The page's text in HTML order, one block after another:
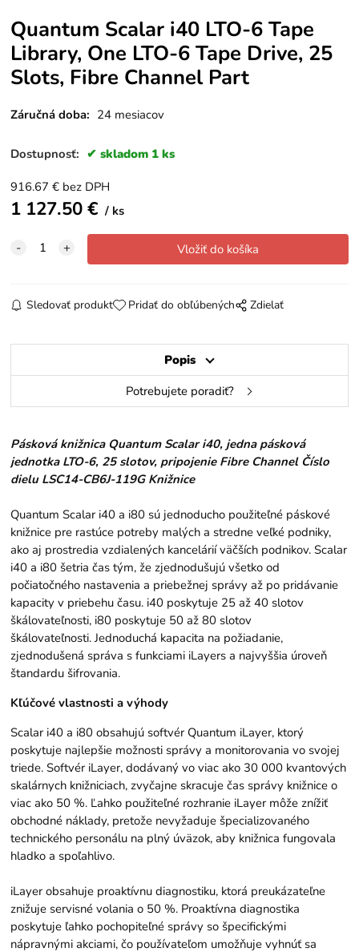
Quantum Scalar i40 LTO-6 Tape
Library, One LTO-6 Tape Drive, 25
Slots, Fibre Channel Part
Záručná doba: 24 mesiacov
Dostupnosť: skladom 1 ks
916.67 € bez DPH
1 127.50€ ks
Sledovať produkt Pridať do obľúbených Zdielať
Popis
Potrebujete poradiť?
Pásková knižnica Quantum Scalar i40, jedna pásková
jednotka LTO-6, 25 slotov, pripojenie Fibre Channel Číslo
dielu LSC14-CB6J-119G Knižnice
Quantum Scalar i40 a i80 sú jednoducho použiteľné páskové
knižnice pre rastúce potreby malých a stredne veľké podniky,
ako aj prostredia vzdialených kancelárií väčších podnikov. Scalar
i40 a i80 šetria čas tým, že zjednodušujú všetko od
počiatočného nastavenia a priebežnej správy až po pridávanie
kapacity v priebehu času. i40 poskytuje 25 až 40 slotov
škálovateľnosti, i80 poskytuje 50 až 80 slotov
škálovateľnosti. Jednoduchá kapacita na požiadanie,
zjednodušená správa s funkciami iLayers a najvyššia úroveň
štandardu šifrovania.
Kľúčové vlastnosti a výhody
Scalar i40 a i80 obsahujú softvér Quantum iLayer, ktorý
poskytuje najlepšie možnosti správy a monitorovania vo svojej
triede. Softvér iLayer, dodávaný vo viac ako 30 000 kvantových
skalárnych knižniciach, zvyčajne skracuje čas správy knižnice o
viac ako 50 %. Ľahko použiteľné rozhranie iLayer môže znížiť
obchodné náklady, pretože nevyžaduje špecializovaného
technického personálu na plný úväzok, aby knižnica fungovala
hladko a spoľahlivo.
iLayer obsahuje proaktívnu diagnostiku, ktorá preukázateľne
znižuje servisné volania o 50 %. Proaktívna diagnostika
poskytuje ľahko pochopiteľné správy so špecifickými
nápravnými akciami, čo používateľom umožňuje vyhnúť sa